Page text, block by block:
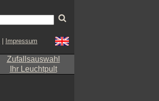
Impressum
Zufallsauswahl
Ihr Leuchtpult